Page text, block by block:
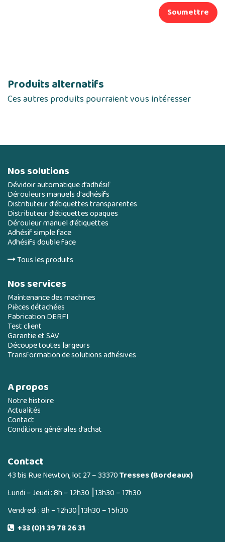
Soumettre
Produits alternatifs
Ces autres produits pourraient vous intéresser
Nos solutions
Dévidoir automatique d’adhésif
Dérouleurs manuels d'adhésifs
Distributeur d’étiquettes transparentes
Distributeur d’étiquettes opaques
Dérouleur manuel d’étiquettes
Adhésif simple face
Adhésifs double face
Tous les produits
Nos services
Maintenance des machines
Pièces détachées
Fabrication DERFI
Test client
Garantie et SAV
Découpe toutes largeurs
Transformation de solutions adhésives
A propos
Notre histoire
Actualités
Contact
Conditions générales d’achat
Contact
43 bis Rue Newton, lot 27 – 33370Tresses (Bordeaux)
Lundi – Jeudi : 8h – 12h30 ⎮13h30 – 17h30
Vendredi : 8h – 12h30⎮13h30 – 15h30
+33 (0)1 39 78 26 31